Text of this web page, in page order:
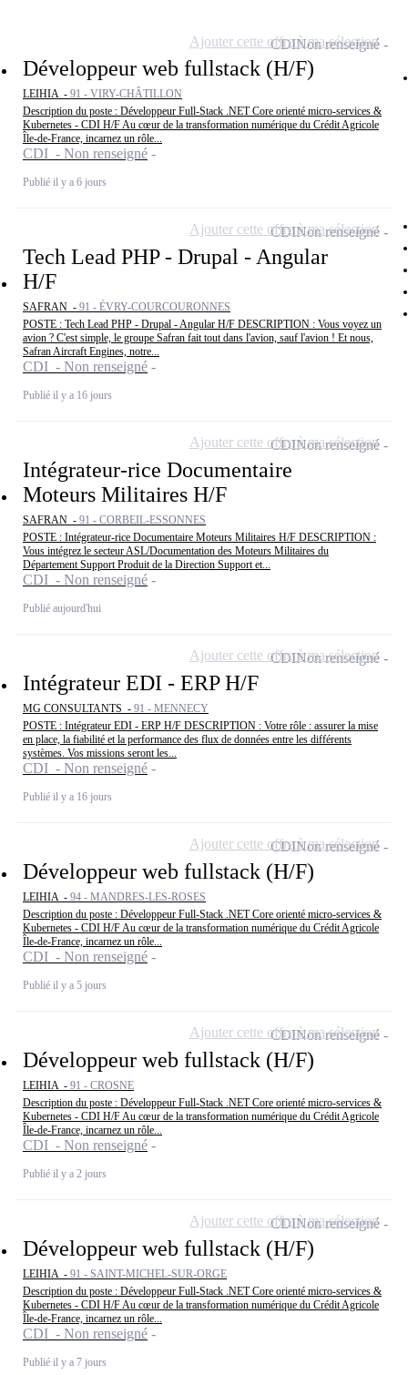
Développeur web fullstack (H/F)
LEIHIA - 91 - VIRY-CHÂTILLON
Description du poste : Développeur Full-Stack .NET Core orienté micro-services &
Kubernetes - CDI H/F Au cœur de la transformation numérique du Crédit Agricole
Île-de-France, incarnez un rôle...
CDI - Non renseigné
Publié il y a 6 jours
CDINon renseigné
Ajouter cette offre à ma sélection
Tech Lead PHP - Drupal - Angular
H/F
SAFRAN - 91 - ÉVRY-COURCOURONNES
POSTE : Tech Lead PHP - Drupal - Angular H/F DESCRIPTION : Vous voyez un
avion ? C'est simple, le groupe Safran fait tout dans l'avion, sauf l'avion ! Et nous,
Safran Aircraft Engines, notre...
CDI - Non renseigné
Publié il y a 16 jours
CDINon renseigné
Ajouter cette offre à ma sélection
Intégrateur-rice Documentaire
Moteurs Militaires H/F
SAFRAN - 91 - CORBEIL-ESSONNES
POSTE : Intégrateur-rice Documentaire Moteurs Militaires H/F DESCRIPTION :
Vous intégrez le secteur ASL/Documentation des Moteurs Militaires du
Département Support Produit de la Direction Support et...
CDI - Non renseigné
Publié aujourd'hui
CDINon renseigné
Ajouter cette offre à ma sélection
Intégrateur EDI - ERP H/F
MG CONSULTANTS - 91 - MENNECY
POSTE : Intégrateur EDI - ERP H/F DESCRIPTION : Votre rôle : assurer la mise
en place, la fiabilité et la performance des flux de données entre les différents
systèmes. Vos missions seront les...
CDI - Non renseigné
Publié il y a 16 jours
CDINon renseigné
Ajouter cette offre à ma sélection
Développeur web fullstack (H/F)
LEIHIA - 94 - MANDRES-LES-ROSES
Description du poste : Développeur Full-Stack .NET Core orienté micro-services &
Kubernetes - CDI H/F Au cœur de la transformation numérique du Crédit Agricole
Île-de-France, incarnez un rôle...
CDI - Non renseigné
Publié il y a 5 jours
CDINon renseigné
Ajouter cette offre à ma sélection
Développeur web fullstack (H/F)
LEIHIA - 91 - CROSNE
Description du poste : Développeur Full-Stack .NET Core orienté micro-services &
Kubernetes - CDI H/F Au cœur de la transformation numérique du Crédit Agricole
Île-de-France, incarnez un rôle...
CDI - Non renseigné
Publié il y a 2 jours
CDINon renseigné
Ajouter cette offre à ma sélection
Développeur web fullstack (H/F)
LEIHIA - 91 - SAINT-MICHEL-SUR-ORGE
Description du poste : Développeur Full-Stack .NET Core orienté micro-services &
Kubernetes - CDI H/F Au cœur de la transformation numérique du Crédit Agricole
Île-de-France, incarnez un rôle...
CDI - Non renseigné
Publié il y a 7 jours
CDINon renseigné
Ajouter cette offre à ma sélection